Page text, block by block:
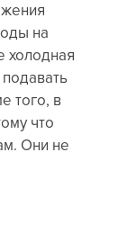
на
холодная
того, в
что
Они не